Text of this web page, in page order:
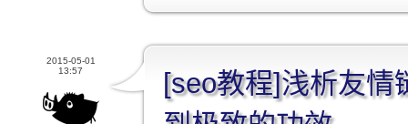
2015-05-01
13:57
[seo教程]浅析友情